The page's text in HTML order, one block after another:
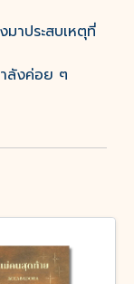
มาประสบเหตุที่
ำลังค่อย ๆ